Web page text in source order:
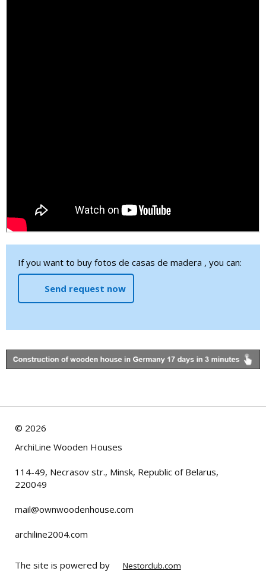
If you want to buy fotos de casas de madera , you can:
Send request now
© 2026
ArchiLine Wooden Houses
114-49, Necrasov str., Minsk, Republic of Belarus,
220049
mail@ownwoodenhouse.com
archiline2004.com
The site is powered by Nestorclub.com